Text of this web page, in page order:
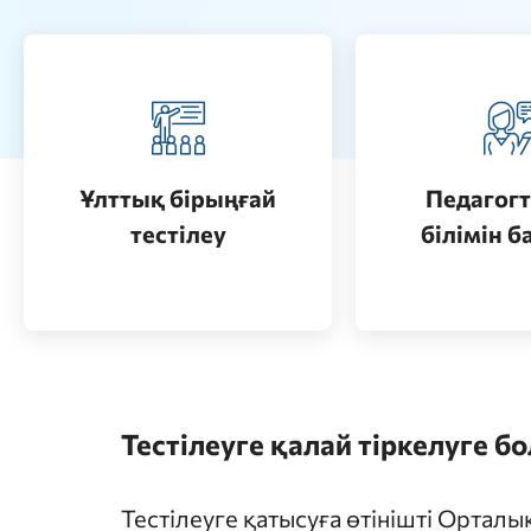
Ұлттық бірыңғай
тестілеу
Қазақстанда жоғары білім
Өту
білімінӨту
Тестілеуге қалай тіркелуге
Тестілеуге қатысуға өтінішті